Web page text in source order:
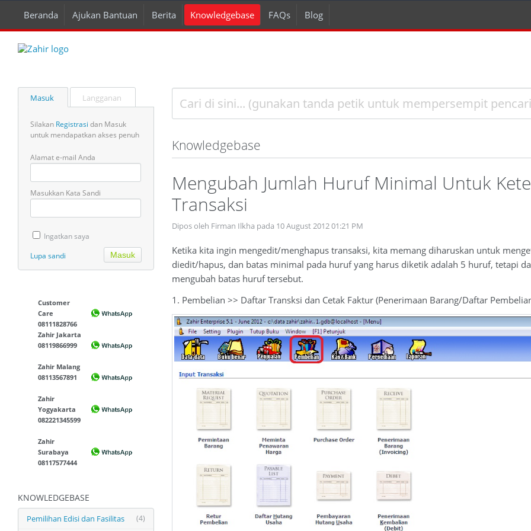
Beranda Ajukan Bantuan Berita Knowledgebase FAQs Blog
Masuk Langganan
Silakan Registrasi dan Masuk
untuk mendapatkan akses penuh
Alamat e-mail Anda
Masukkan Kata Sandi
Ingatkan saya
Lupa sandi
Customer
Care
08111828766
Zahir Jakarta
08119866999
Zahir Malang
08113567891
Zahir
Yogyakarta
082221345599
Zahir
Surabaya
08117577444
KNOWLEDGEBASE
(4)
Pemilihan Edisi dan Fasilitas
Knowledgebase
Mengubah Jumlah Huruf Minimal Untuk
Transaksi
Dipos oleh Firman Ilkha pada 10 August 2012 01:21 PM
Ketika kita ingin mengedit/menghapus transaksi, kita memang diharuskan untuk
diedit/hapus, dan batas minimal pada huruf yang harus diketik adalah 5 huruf, tetapi
mengubah batas huruf tersebut.
1. Pembelian >> Daftar Transksi dan Cetak Faktur (Penerimaan Barang/Daftar